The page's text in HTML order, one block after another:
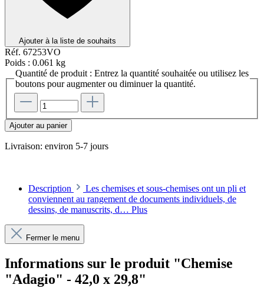
Ajouter à la liste de souhaits
Réf. 67253VO
Poids : 0.061 kg
Quantité de produit : Entrez la quantité souhaitée ou utilisez les
boutons pour augmenter ou diminuer la quantité.
Ajouter au panier
Livraison: environ 5-7 jours
Description
Les chemises et sous-chemises ont un pli et
conviennent au rangement de documents individuels, de
dessins, de manuscrits, d… Plus
Fermer le menu
Informations sur le produit "Chemise
"Adagio" - 42,0 x 29,8"